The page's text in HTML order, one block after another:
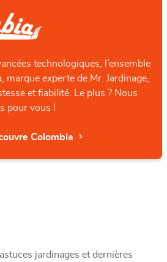
technologiques, l’ensemble
marque experte de Mr. Jardinage,
et fiabilité. Le plus ? Nous
pour vous !
Colombia
jardinages et dernières